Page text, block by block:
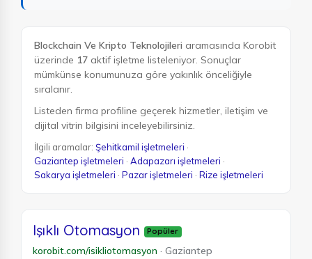
Blockchain Ve Kripto Teknolojileri aramasında Korobit
üzerinde 17 aktif işletme listeleniyor. Sonuçlar
mümkünse konumunuza göre yakınlık önceliğiyle
sıralanır.
Listeden firma profiline geçerek hizmetler, iletişim ve
dijital vitrin bilgisini inceleyebilirsiniz.
İlgili aramalar: Şehitkamil işletmeleri ·
Gaziantep işletmeleri · Adapazarı işletmeleri ·
Sakarya işletmeleri · Pazar işletmeleri · Rize işletmeleri
Işıklı Otomasyon Popüler
korobit.com/isikliotomasyon · Gaziantep